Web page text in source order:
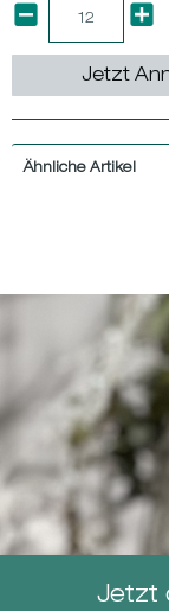
Jetzt
Ähnliche Artikel
Jetzt